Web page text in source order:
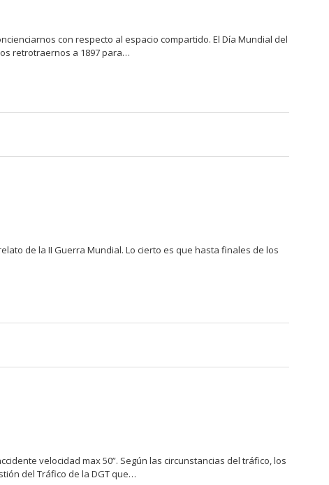
con respecto al espacio compartido. El Día Mundial del
retrotraernos a 1897 para…
de la II Guerra Mundial. Lo cierto es que hasta finales de los
velocidad max 50”. Según las circunstancias del tráfico, los
del Tráfico de la DGT que…